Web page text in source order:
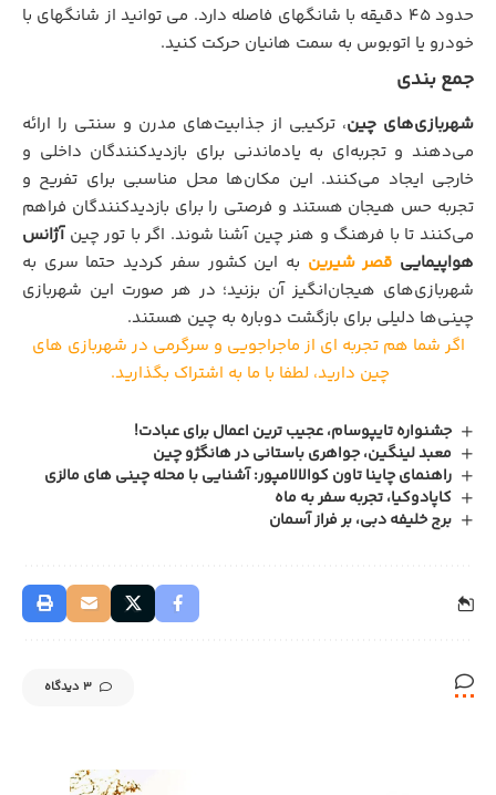
حدود ۴۵ دقیقه با شانگهای فاصله دارد. می‌ توانید از شانگهای با
خودرو یا اتوبوس به سمت هانیان حرکت کنید.
جمع بندی
شهربازی‌های چین، ترکیبی از جذابیت‌های مدرن و سنتی را ارائه
می‌دهند و تجربه‌ای به یادماندنی برای بازدیدکنندگان داخلی و
خارجی ایجاد می‌کنند. این مکان‌ها محل مناسبی برای تفریح و
تجربه حس هیجان هستند و فرصتی را برای بازدیدکنندگان فراهم
می‌کنند تا با فرهنگ و هنر چین آشنا شوند. اگر با تور چین آژانس
هواپیمایی قصر شیرین به این کشور سفر کردید حتما سری به
شهربازی‌های هیجان‌انگیز آن بزنید؛ در هر صورت این شهربازی
چینی‌ها دلیلی برای بازگشت دوباره به چین هستند.
اگر شما هم تجربه ای از ماجراجویی و سرگرمی در شهربازی های
چین دارید، لطفا با ما به اشتراک بگذارید.
جشنواره تایپوسام، عجیب ترین اعمال برای عبادت!
معبد لینگین، جواهری باستانی در هانگژو چین
راهنمای چاینا تاون کوالالامپور: آشنایی با محله چینی های مالزی
کاپادوکیا، تجربه سفر به ماه
برج خلیفه دبی، بر فراز آسمان
3 دیدگاه